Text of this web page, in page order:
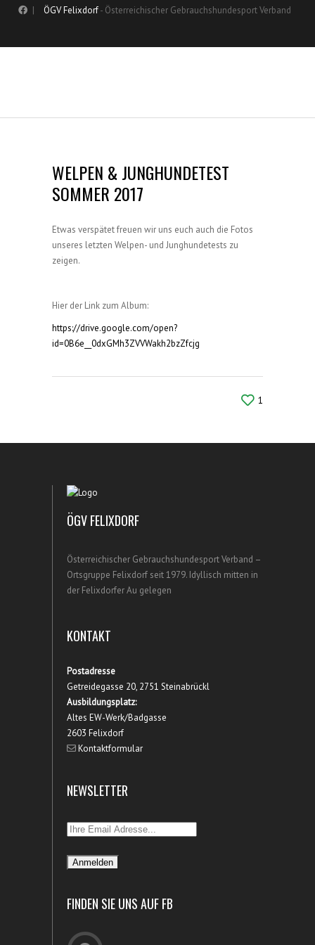
| ÖGV Felixdorf- Österreichischer Gebrauchshundesport Verband
WELPEN & JUNGHUNDETEST
SOMMER 2017
Etwas verspätet freuen wir uns euch auch die Fotos
unseres letzten Welpen- und Junghundetests zu
zeigen.
Hier der Link zum Album:
https://drive.google.com/open?
id=0B6e__0dxGMh3ZVVWakh2bzZfcjg
1
ÖGV FELIXDORF
Österreichischer Gebrauchshundesport Verband –
Ortsgruppe Felixdorf seit 1979. Idyllisch mitten in
der Felixdorfer Au gelegen
KONTAKT
Postadresse
Getreidegasse 20, 2751 Steinabrückl
Ausbildungsplatz:
Altes EW-Werk/Badgasse
2603 Felixdorf
Kontaktformular
NEWSLETTER
FINDEN SIE UNS AUF FB